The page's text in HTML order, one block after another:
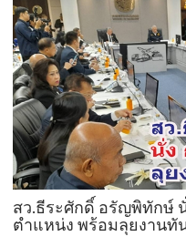
สว.ธีระศักดิ์ อรัญพิทักษ์
ตำแหน่ง พร้อมลุยงานทั